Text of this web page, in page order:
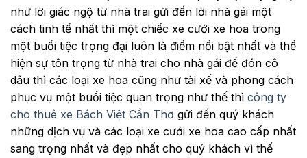
như lời giác ngộ từ nhà trai gửi đến lời nhà gái một
cách tinh tế nhất thì một chiếc xe cưới xe hoa trong
một buổi tiệc trọng đại luôn là điểm nổi bật nhất và thể
hiện sự tôn trọng từ nhà trai cho nhà gái để đón cô
dâu thì các loại xe hoa cũng như tài xế và phong cách
phục vụ một buổi tiệc quan trọng như thế thì công ty
cho thuê xe Bách Việt Cần Thơ gửi đến quý khách
những dịch vụ và các loại xe cưới xe hoa cao cấp nhất
sang trọng nhất và đẹp nhất cho quý khách vì thế